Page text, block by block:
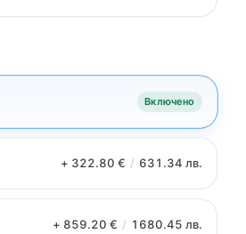
Включено
+ 322.80 € / 631.34 лв.
+ 859.20 € / 1680.45 лв.